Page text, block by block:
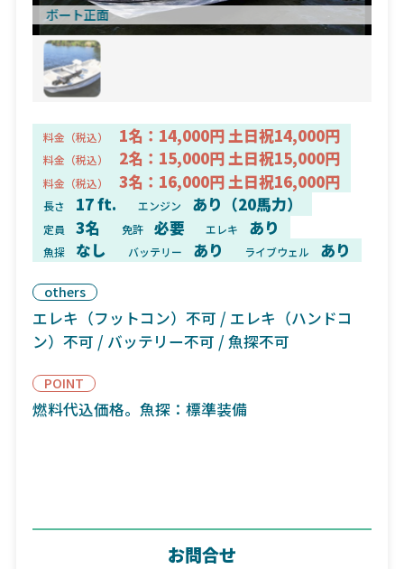
ボート正面
料金（税込） 1名：14,000円 土日祝14,000円
料金（税込） 2名：15,000円 土日祝15,000円
料金（税込） 3名：16,000円 土日祝16,000円
長さ 17 ft. エンジン あり（20馬力）
定員 3名 免許 必要 エレキ あり
魚探 なし バッテリー あり ライブウェル あり
others
エレキ（フットコン）不可 / エレキ（ハンドコ
ン）不可 / バッテリー不可 / 魚探不可
POINT
燃料代込価格。魚探：標準装備
お問合せ